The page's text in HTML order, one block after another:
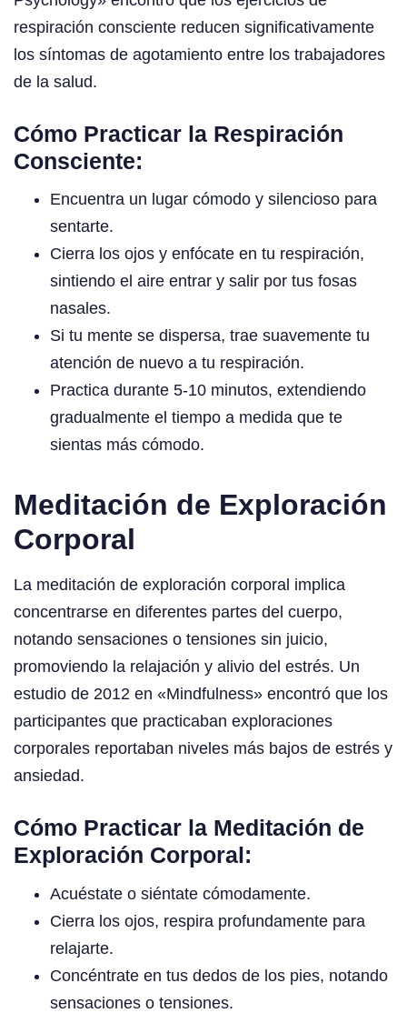
respiración consciente reducen significativamente
los síntomas de agotamiento entre los trabajadores
de la salud.
Cómo Practicar la Respiración
Consciente:
Encuentra un lugar cómodo y silencioso para
sentarte.
Cierra los ojos y enfócate en tu respiración,
sintiendo el aire entrar y salir por tus fosas
nasales.
Si tu mente se dispersa, trae suavemente tu
atención de nuevo a tu respiración.
Practica durante 5-10 minutos, extendiendo
gradualmente el tiempo a medida que te
sientas más cómodo.
Meditación de Exploración
Corporal
La meditación de exploración corporal implica
concentrarse en diferentes partes del cuerpo,
notando sensaciones o tensiones sin juicio,
promoviendo la relajación y alivio del estrés. Un
estudio de 2012 en «Mindfulness» encontró que los
participantes que practicaban exploraciones
corporales reportaban niveles más bajos de estrés y
ansiedad.
Cómo Practicar la Meditación de
Exploración Corporal:
Acuéstate o siéntate cómodamente.
Cierra los ojos, respira profundamente para
relajarte.
Concéntrate en tus dedos de los pies, notando
sensaciones o tensiones.